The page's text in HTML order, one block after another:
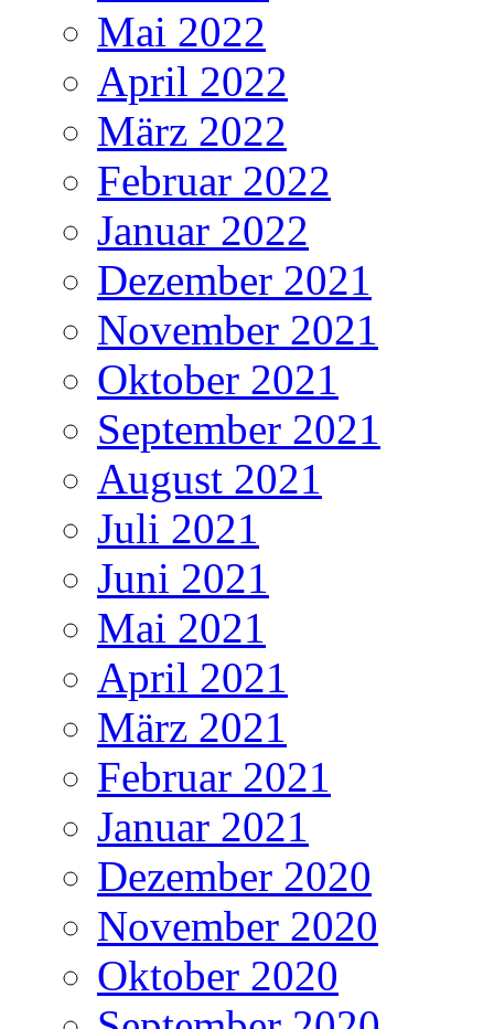
Mai 2022
April 2022
März 2022
Februar 2022
Januar 2022
Dezember 2021
November 2021
Oktober 2021
September 2021
August 2021
Juli 2021
Juni 2021
Mai 2021
April 2021
März 2021
Februar 2021
Januar 2021
Dezember 2020
November 2020
Oktober 2020